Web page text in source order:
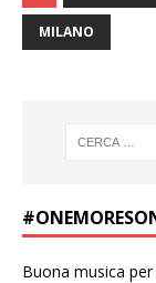
MILANO
Buona musica